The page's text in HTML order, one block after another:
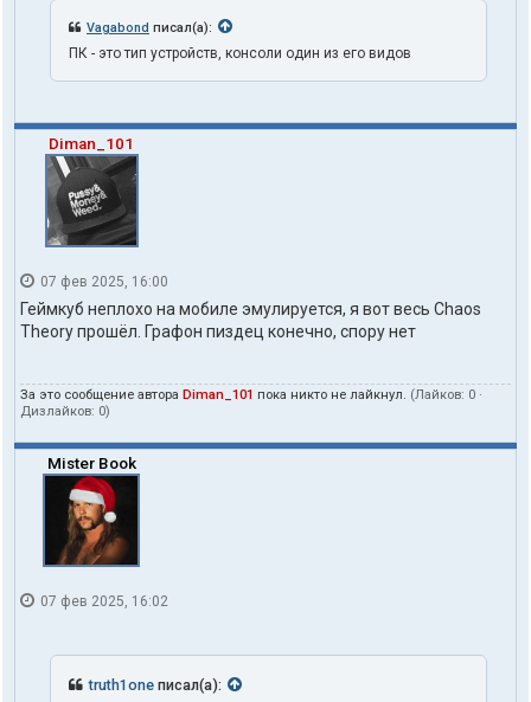
Vagabond писал(а):
ПК - это тип устройств, консоли один из его видов
Diman_101
07 фев 2025, 16:00
Геймкуб неплохо на мобиле эмулируется, я вот весь Chaos
Theory прошёл. Графон пиздец конечно, спору нет
За это сообщение автора Diman_101 пока никто не лайкнул. (Лайков: 0 ·
Дизлайков: 0)
Mister Book
07 фев 2025, 16:02
truth1one писал(а):